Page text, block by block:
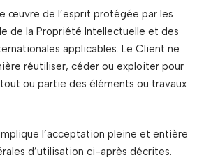
œuvre de l’esprit protégée par les
de la Propriété Intellectuelle et des
applicables. Le Client ne
réutiliser, céder ou exploiter pour
ou partie des éléments ou travaux
l’acceptation pleine et entière
d’utilisation ci-après décrites.